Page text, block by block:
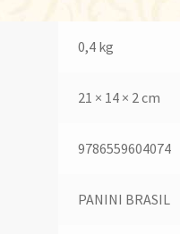
0,4 kg
21 × 14 × 2 cm
9786559604074
PANINI BRASIL